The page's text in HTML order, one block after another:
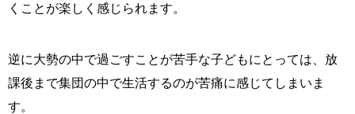
くことが楽しく感じられます。
逆に大勢の中で過ごすことが苦手な子どもにとっては、放
課後まで集団の中で生活するのが苦痛に感じてしまいま
す。